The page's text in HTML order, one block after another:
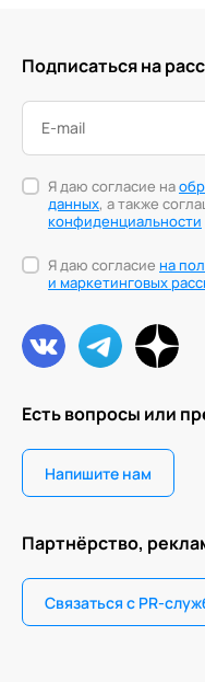
Есть вопросы или
Напишите нам
Партнёрство,
Связаться с PR-
Подписаться на
Я даю согласие на
данных, а также
конфиденциальности
Я даю согласие на
и маркетинговых